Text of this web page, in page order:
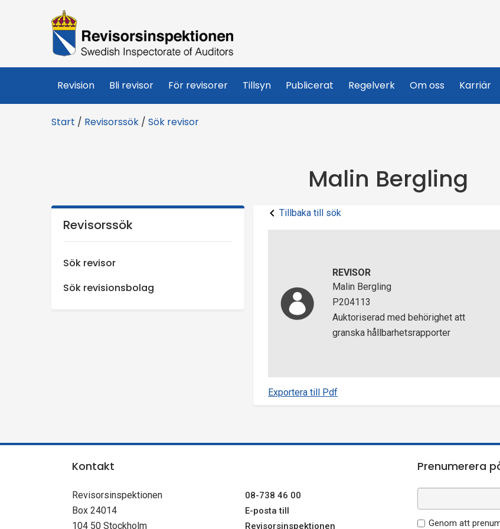
R
e
v
i
r
n
t
Revision Bli revisor För revisorer Tillsyn Publicerat Regelverk Om oss Karriär
Start / Revisorssök / Sök revisor
Malin Bergling
Tillbaka till sök
REVISOR
Malin Bergling
P204113
Auktoriserad med behörighet att
granska hållbarhetsrapporter
Exportera till Pdf
Revisorssök
Sök revisor
Sök revisionsbolag
Kontakt
Revisorsinspektionen
Box 24014
104 50 Stockholm
08-738 46 00
E-posta till
Revisorsinspektionen
Prenumerera
Genom att